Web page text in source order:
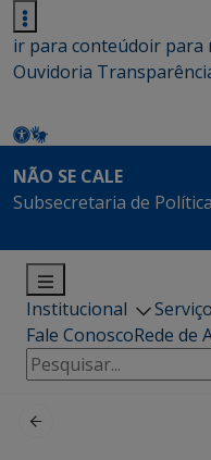
ir para conteúdoir para
Ouvidoria
NÃO SE CALE
Subsecretaria de
Institucional
Fale ConoscoRede de
Pesquisar
por: